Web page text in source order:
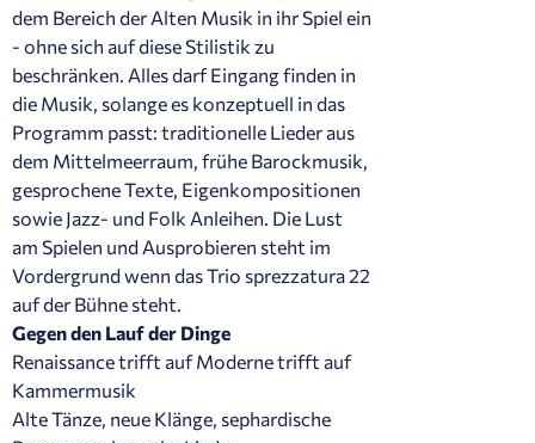
dem Bereich der Alten Musik in ihr Spiel ein
- ohne sich auf diese Stilistik zu
beschränken. Alles darf Eingang finden in
die Musik, solange es konzeptuell in das
Programm passt: traditionelle Lieder aus
dem Mittelmeerraum, frühe Barockmusik,
gesprochene Texte, Eigenkompositionen
sowie Jazz- und Folk Anleihen. Die Lust
am Spielen und Ausprobieren steht im
Vordergrund wenn das Trio sprezzatura 22
auf der Bühne steht.
Gegen den Lauf der Dinge
Renaissance trifft auf Moderne trifft auf
Kammermusik
Alte Tänze, neue Klänge, sephardische